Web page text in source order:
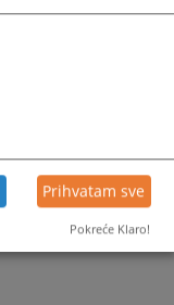
Prihvatam sve
Pokreće Klaro!